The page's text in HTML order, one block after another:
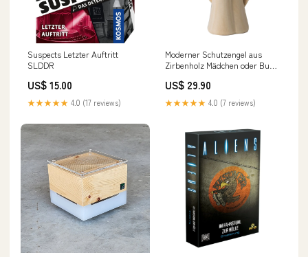
Suspects Letzter Auftritt
SLDDR
US$ 15.00
★★★★★ 4.0 (17 reviews)
Moderner Schutzengel aus
Zirbenholz Mädchen oder Bub |
Weihnachten | Handwerk aus
Südtirol Ausführung:Bub
US$ 29.90
★★★★★ 4.0 (7 reviews)